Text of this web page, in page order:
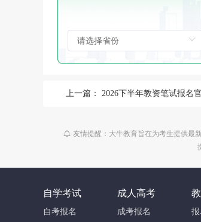
上一篇： 2026下半年教资笔试报名官网和资
友情提醒：大牛教育旨在为考生提供最
自学考试
自考报名
成人高考
成考报名